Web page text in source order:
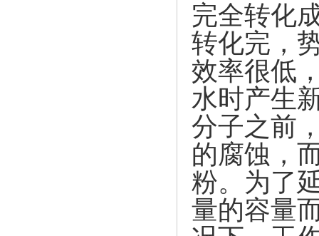
完全转化
转化完，
效率很低
水时产生
分子之前
的腐蚀，
粉。为了
量的容量